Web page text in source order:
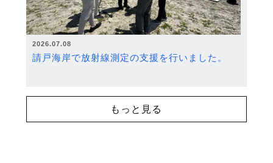
2026.07.08
請戸海岸で放射線測定の支援を行いました。
もっと見る